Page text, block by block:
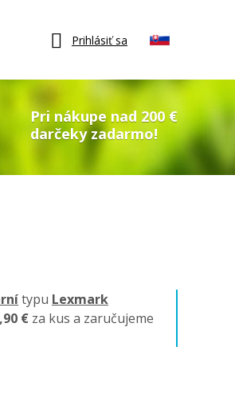
Prihlásiť sa
Pri nákupe nad 200 €
darčeky zadarmo!
typu Lexmark
€ za kus a zaručujeme